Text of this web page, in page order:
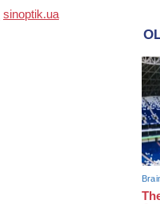
sinoptik.ua